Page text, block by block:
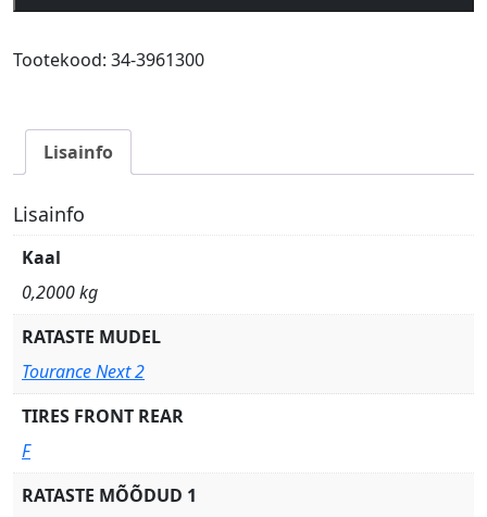
2
M/C
TL
Fr
kogus
Tootekood: 34-3961300
Lisainfo
Lisainfo
Kaal
0,2000 kg
RATASTE MUDEL
Tourance Next 2
TIRES FRONT REAR
F
RATASTE MÕÕDUD 1